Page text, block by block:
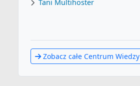
Tani Multihoster
Zobacz całe Centrum Wiedzy